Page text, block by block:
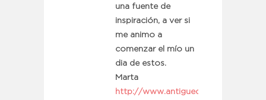
una fuente de
inspiración, a ver si
me animo a
comenzar el mío un
dia de estos.
Marta
http://www.antiguedades-